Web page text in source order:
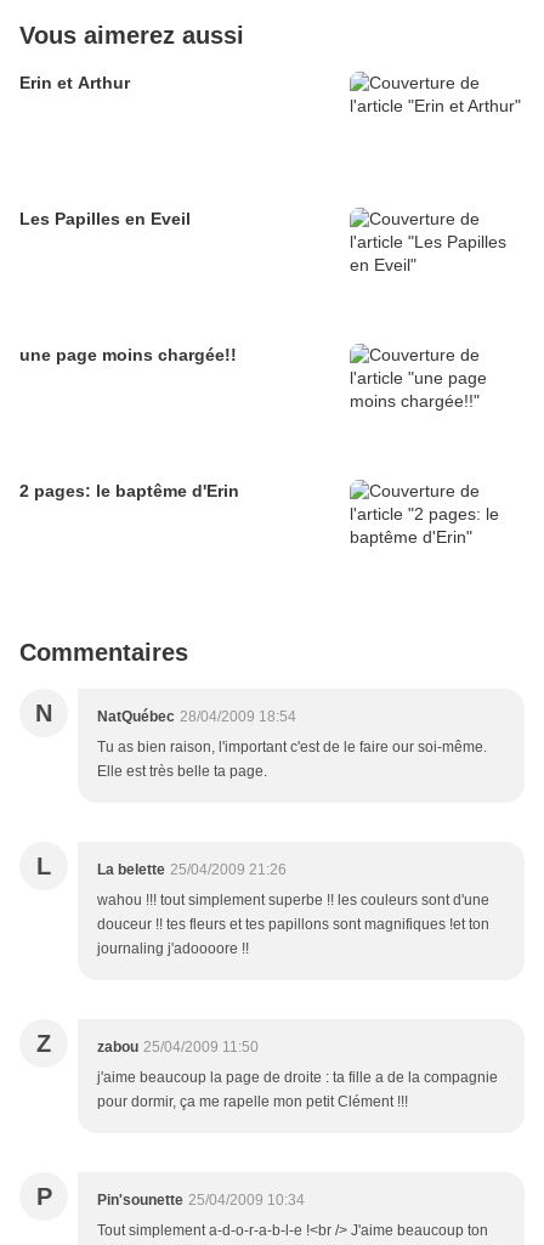
Vous aimerez aussi
Erin et Arthur
Les Papilles en Eveil
une page moins chargée!!
2 pages: le baptême d'Erin
Commentaires
N NatQuébec 28/04/2009 18:54
Tu as bien raison, l'important c'est de le faire our soi-même.
Elle est très belle ta page.
L La belette 25/04/2009 21:26
wahou !!! tout simplement superbe !! les couleurs sont d'une
douceur !! tes fleurs et tes papillons sont magnifiques !et ton
journaling j'adoooore !!
Z zabou 25/04/2009 11:50
j'aime beaucoup la page de droite : ta fille a de la compagnie
pour dormir, ça me rapelle mon petit Clément !!!
P Pin'sounette 25/04/2009 10:34
Tout simplement a-d-o-r-a-b-l-e !<br /> J'aime beaucoup ton